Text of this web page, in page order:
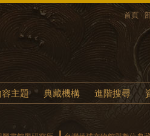
首頁
容主題 典藏機構 進階搜尋